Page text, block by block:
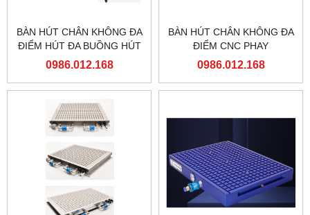
BÀN HÚT CHÂN KHÔNG ĐA
ĐIỂM HÚT ĐA BUỒNG HÚT
CHIA NHIỀU KHOẢNG HÚT
0986.012.168
BÀN HÚT CHÂN KHÔNG ĐA
ĐIỂM CNC PHAY
0986.012.168